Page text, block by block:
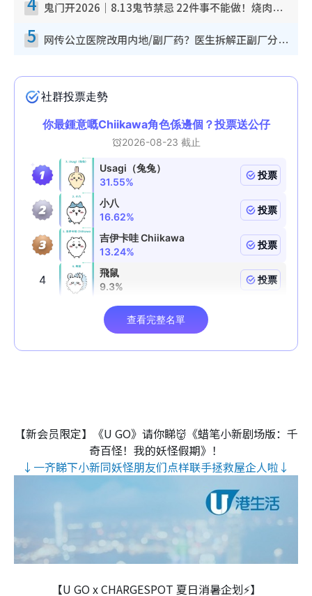
鬼门开2026｜8.13鬼节禁忌 22件事不能做！烧肉、刺身要少食？半夜勿吹口哨/打给个电话
5 网传公立医院改用内地/副厂药？医生拆解正副厂分别，揭4类人换药随时出事
【新会员限定】《U GO》请你睇👹《蜡笔小新剧场版：千
奇百怪！我的妖怪假期》！
↓一齐睇下小新同妖怪朋友们点样联手拯救屋企人啦↓
【U GO x CHARGESPOT 夏日消暑企划⚡】